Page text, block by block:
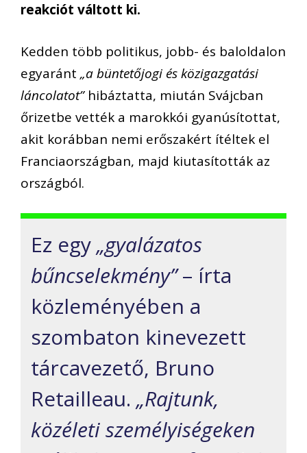
reakciót váltott ki.
Kedden több politikus, jobb- és baloldalon
egyaránt „a büntetőjogi és közigazgatási
láncolatot” hibáztatta, miután Svájcban
őrizetbe vették a marokkói gyanúsítottat,
akit korábban nemi erőszakért ítéltek el
Franciaországban, majd kiutasították az
országból.
Ez egy„gyalázatos
bűncselekmény”– írta
közleményében a
szombaton kinevezett
tárcavezető, Bruno
Retailleau. „Rajtunk,
közéleti személyiségeken